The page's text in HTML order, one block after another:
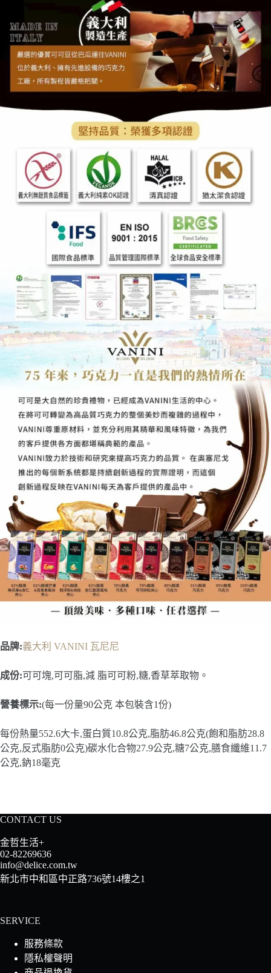
品牌:義大利 VANINI 瓦尼尼
成份:可可塊,可可脂,減 脂可可粉,糖,香草萃取物。
營養標示:(每一份量90公克 本包裝含1份)
每份熱量552.6大卡,蛋白質10.8公克,脂肪46.8公克(飽和脂肪28.8
公克,反式脂肪0公克)碳水化合物27.9公克,糖7公克,膳食纖維11.7
公克,鈉18毫克
CONTACT US
金哲生活+
02-82269636
info@delice.com.tw
新北市中和區中正路736號14樓之1
SERVICE
服務條款
隱私權聲明